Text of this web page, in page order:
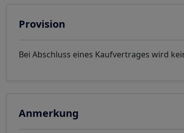
Provision
Bei Abschluss eines Kaufvertrages wird
Anmerkung